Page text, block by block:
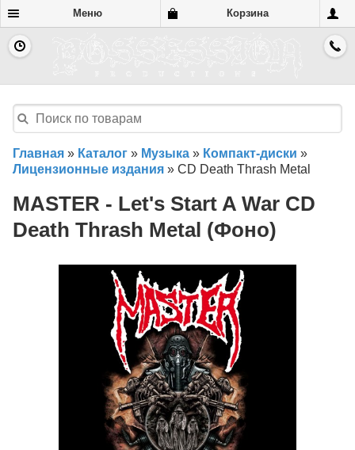
Меню Корзина
Главная » Каталог » Музыка » Компакт-диски »
Лицензионные издания » CD Death Thrash Metal
MASTER - Let's Start A War CD
Death Thrash Metal (Фоно)